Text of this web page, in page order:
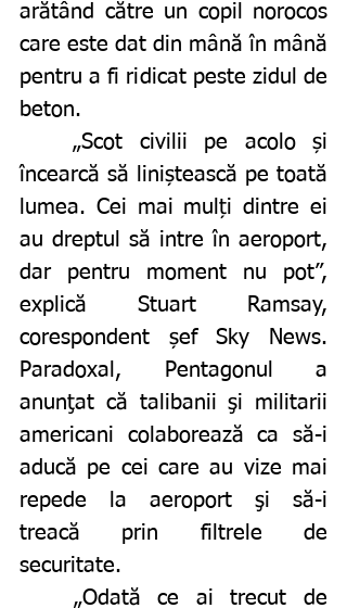
arătând către un copil norocos
care este dat din mână în mână
pentru a fi ridicat peste zidul de
beton.
	„Scot civilii pe acolo și
încearcă să liniștească pe toată
lumea. Cei mai mulți dintre ei
au dreptul să intre în aeroport,
dar pentru moment nu pot”,
explică Stuart Ramsay,
corespondent șef Sky News.
Paradoxal, Pentagonul a
anunţat că talibanii şi militarii
americani colaborează ca să-i
aducă pe cei care au vize mai
repede la aeroport şi să-i
treacă prin filtrele de
securitate.